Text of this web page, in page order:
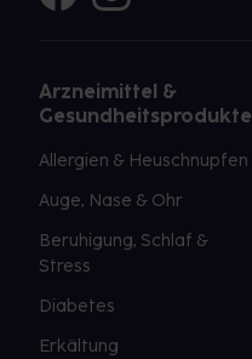
Arzneimittel &
Gesundheitsprodukte
Allergien & Heuschnupfen
Auge, Nase & Ohr
Beruhigung, Schlaf &
Stress
Diabetes
Erkältung